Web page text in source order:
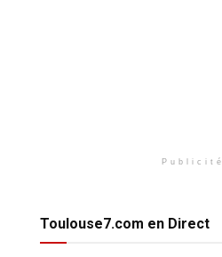
Publicité
Toulouse7.com en Direct